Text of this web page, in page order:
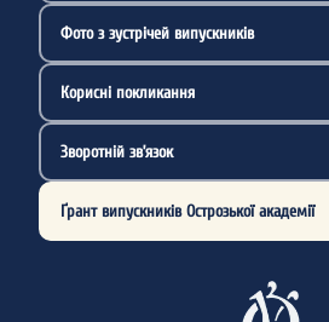
Фото з зустрічей випускників
Корисні покликання
Зворотній зв’язок
Ґрант випускників Острозької академії